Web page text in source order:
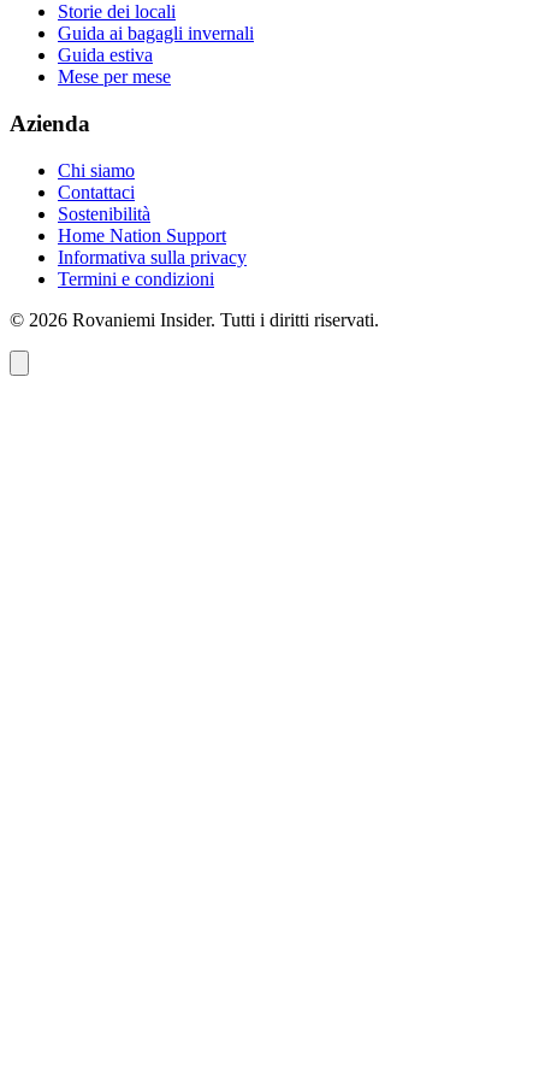
Storie dei locali
Guida ai bagagli invernali
Guida estiva
Mese per mese
Azienda
Chi siamo
Contattaci
Sostenibilità
Home Nation Support
Informativa sulla privacy
Termini e condizioni
© 2026 Rovaniemi Insider. Tutti i diritti riservati.